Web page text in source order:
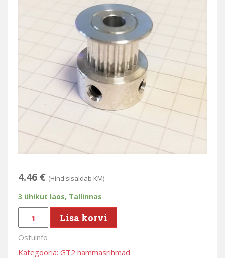
4.46 € (Hind sisaldab KM)
3 ühikut laos, Tallinnas
hammasrihmaratas,
16
hammast,
Lisa korvi
Ostuinfo
Kategooria: GT2 hammasrihmad